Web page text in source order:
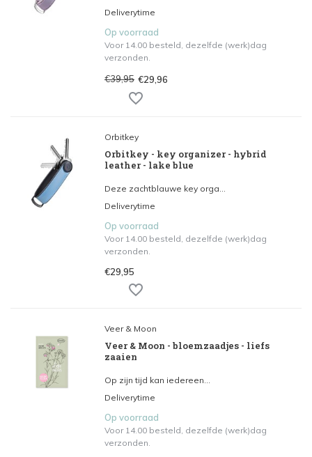
Deliverytime
Op voorraad
Voor 14.00 besteld, dezelfde (werk)dag
verzonden.
€39,95 €29,96
Orbitkey
Orbitkey - key organizer - hybrid
leather - lake blue
Deze zachtblauwe key orga...
Deliverytime
Op voorraad
Voor 14.00 besteld, dezelfde (werk)dag
verzonden.
€29,95
Veer & Moon
Veer & Moon - bloemzaadjes - liefs
zaaien
Op zijn tijd kan iedereen...
Deliverytime
Op voorraad
Voor 14.00 besteld, dezelfde (werk)dag
verzonden.